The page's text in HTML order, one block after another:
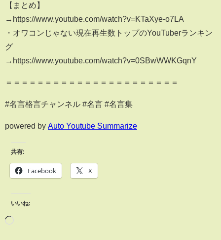
【まとめ】
→https://www.youtube.com/watch?v=KTaXye-o7LA
・オワコンじゃない現在再生数トップのYouTuberランキン
グ
→https://www.youtube.com/watch?v=0SBwWWKGqnY
＝＝＝＝＝＝＝＝＝＝＝＝＝＝＝＝＝＝＝＝＝＝
#名言格言チャンネル #名言 #名言集
powered by Auto Youtube Summarize
共有:
Facebook X
いいね: